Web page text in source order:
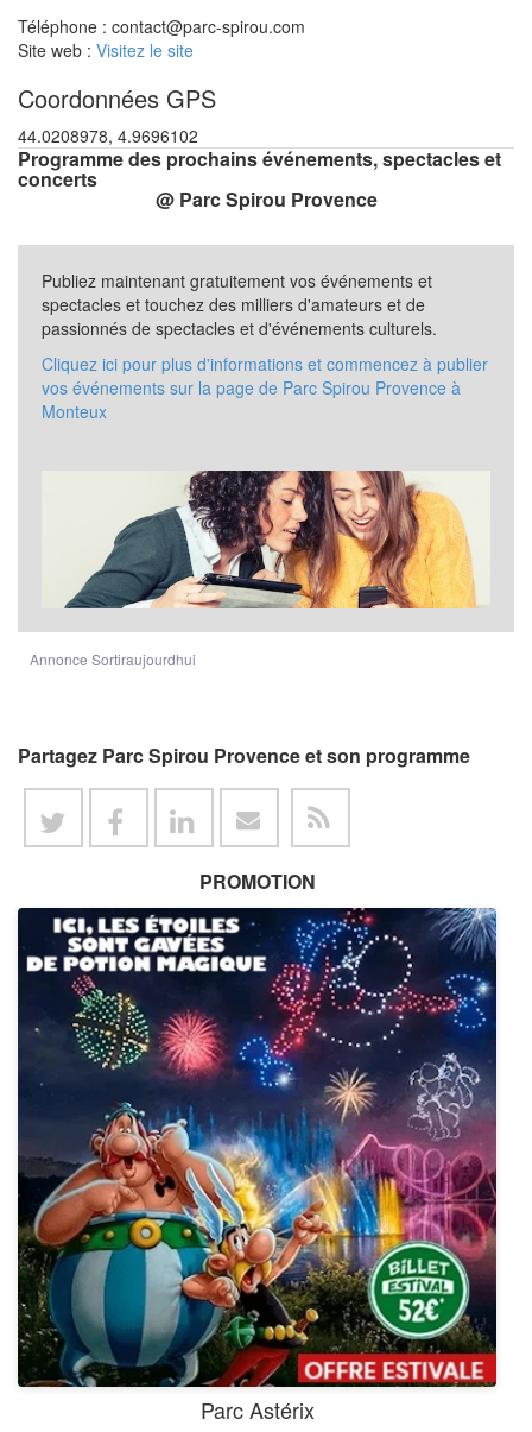
Téléphone : contact@parc-spirou.com
Site web : Visitez le site
Coordonnées GPS
44.0208978, 4.9696102
Programme des prochains événements, spectacles et
concerts
@ Parc Spirou Provence
Publiez maintenant gratuitement vos événements et
spectacles et touchez des milliers d'amateurs et de
passionnés de spectacles et d'événements culturels.
Cliquez ici pour plus d'informations et commencez à publier
vos événements sur la page de Parc Spirou Provence à
Monteux
Annonce Sortiraujourdhui
Partagez Parc Spirou Provence et son programme
PROMOTION
Parc Astérix